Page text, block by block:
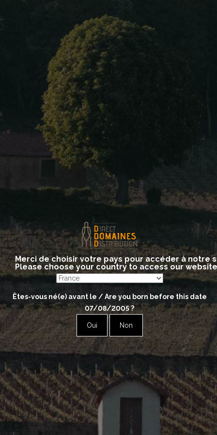
Philippe GARREY
Red
Bourgogne Rouge Clos des Boilles
Mercurey 1er Cru Clos de Montaigu
Mercurey 1er Cru Clos Du Paradis
Mercurey 1er Cru La Chassière
Mercurey Rouge Vieilles Vignes Le
Châtelet
White
Merci de choisir votre pays pour accéder à notre
Please choose your country to access our website
Êtes-vous né(e) avant le / Are you born before this date
07/08/2005?
Oui Non